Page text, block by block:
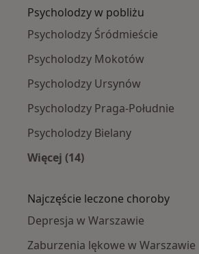
Psycholodzy w pobliżu
Psycholodzy Śródmieście
Psycholodzy Mokotów
Psycholodzy Ursynów
Psycholodzy Praga-Południe
Psycholodzy Bielany
Więcej (14)
Najczęście leczone choroby
Depresja w Warszawie
Zaburzenia lękowe w Warszawie